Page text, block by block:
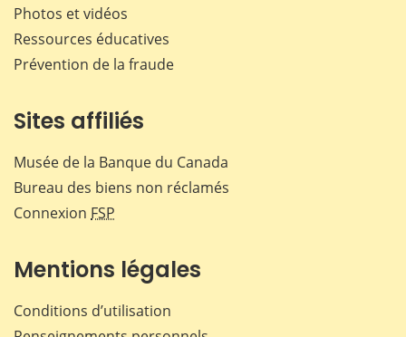
Photos et vidéos
Ressources éducatives
Prévention de la fraude
Sites affiliés
Musée de la Banque du Canada
Bureau des biens non réclamés
Connexion FSP
Mentions légales
Conditions d’utilisation